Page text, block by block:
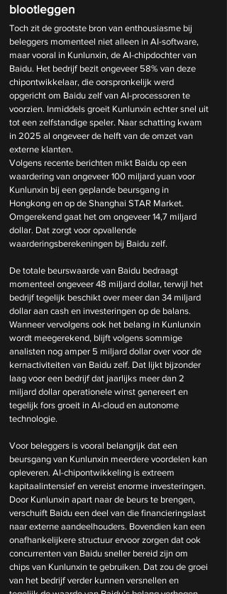
blootleggen
Toch zit de grootste bron van enthousiasme bij
beleggers momenteel niet alleen in AI-software,
maar vooral in Kunlunxin, de AI-chipdochter van
Baidu. Het bedrijf bezit ongeveer 58% van deze
chipontwikkelaar, die oorspronkelijk werd
opgericht om Baidu zelf van AI-processoren te
voorzien. Inmiddels groeit Kunlunxin echter snel uit
tot een zelfstandige speler. Naar schatting kwam
in 2025 al ongeveer de helft van de omzet van
externe klanten.
Volgens recente berichten mikt Baidu op een
waardering van ongeveer 100 miljard yuan voor
Kunlunxin bij een geplande beursgang in
Hongkong en op de Shanghai STAR Market.
Omgerekend gaat het om ongeveer 14,7 miljard
dollar. Dat zorgt voor opvallende
waarderingsberekeningen bij Baidu zelf.
De totale beurswaarde van Baidu bedraagt
momenteel ongeveer 48 miljard dollar, terwijl het
bedrijf tegelijk beschikt over meer dan 34 miljard
dollar aan cash en investeringen op de balans.
Wanneer vervolgens ook het belang in Kunlunxin
wordt meegerekend, blijft volgens sommige
analisten nog amper 5 miljard dollar over voor de
kernactiviteiten van Baidu zelf. Dat lijkt bijzonder
laag voor een bedrijf dat jaarlijks meer dan 2
miljard dollar operationele winst genereert en
tegelijk fors groeit in AI-cloud en autonome
technologie.
Voor beleggers is vooral belangrijk dat een
beursgang van Kunlunxin meerdere voordelen kan
opleveren. AI-chipontwikkeling is extreem
kapitaalintensief en vereist enorme investeringen.
Door Kunlunxin apart naar de beurs te brengen,
verschuift Baidu een deel van die financieringslast
naar externe aandeelhouders. Bovendien kan een
onafhankelijkere structuur ervoor zorgen dat ook
concurrenten van Baidu sneller bereid zijn om
chips van Kunlunxin te gebruiken. Dat zou de groei
van het bedrijf verder kunnen versnellen en